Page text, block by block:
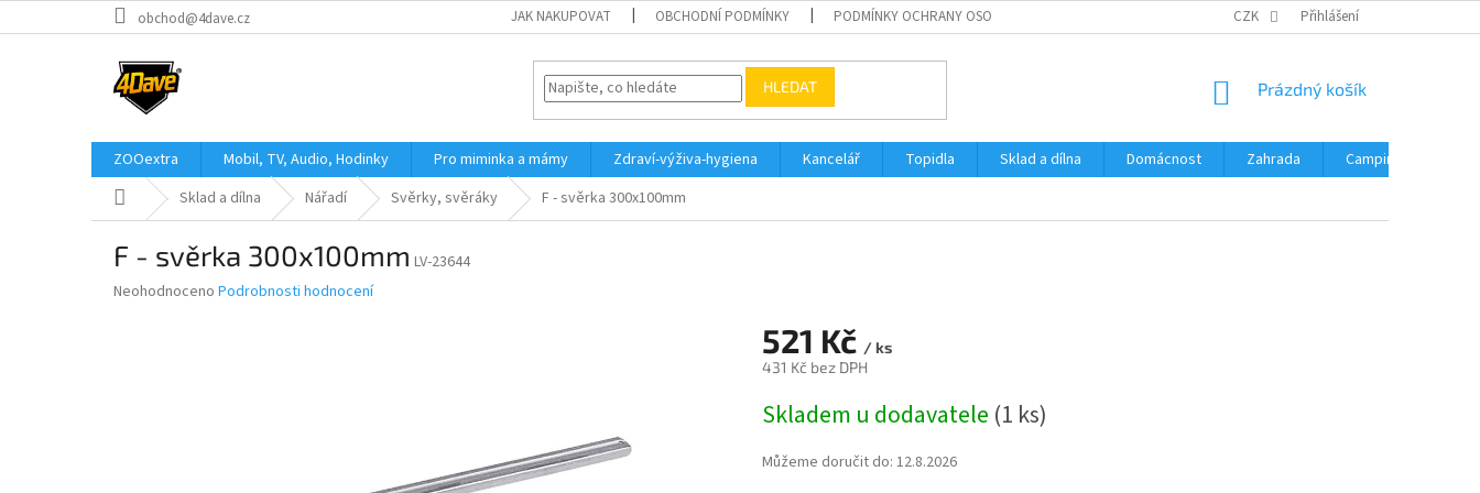
na
obchod@4dave.cz JAK NAKUPOVAT OBCHODNÍ PODMÍNKY PODMÍNKY OCHRANY OSOBNÍCH ÚDAJŮ CZK Přihlášení
HLEDAT
NÁKUPNÍ
Prázdný košík
ZOOextra Mobil, TV, Audio, Hodinky Pro miminka a mámy Zdraví-výživa-hygiena Kancelář Topidla Sklad a dílna Domácnost Zahrada Camping
Domů Sklad a dílna Nářadí Svěrky, svěráky F - svěrka 300x100mm
F - svěrka 300x100mm LV-23644
Průměrné
Neohodnoceno Podrobnosti hodnocení
521 Kč / ks
431 Kč bez DPH
cena:
Skladem u dodavatele (1 ks)
Můžeme doručit do: 12.8.2026